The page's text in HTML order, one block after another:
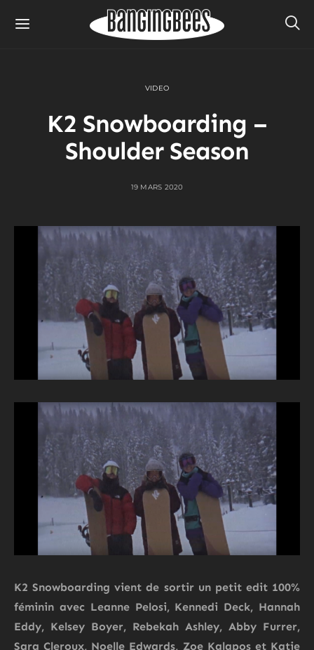
VIDEO
K2 Snowboarding –
Shoulder Season
19 MARS 2020
K2 Snowboarding vient de sortir un petit edit 100%
féminin avec Leanne Pelosi, Kennedi Deck, Hannah
Eddy, Kelsey Boyer, Rebekah Ashley, Abby Furrer,
Sara Cleroux, Noelle Edwards, Zoe Kalapos et Katie